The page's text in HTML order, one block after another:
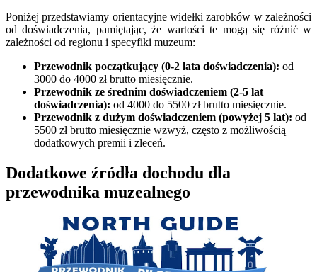
Poniżej przedstawiamy orientacyjne widełki zarobków w zależności
od doświadczenia, pamiętając, że wartości te mogą się różnić w
zależności od regionu i specyfiki muzeum:
Przewodnik początkujący (0-2 lata doświadczenia): od
3000 do 4000 zł brutto miesięcznie.
Przewodnik ze średnim doświadczeniem (2-5 lat
doświadczenia): od 4000 do 5500 zł brutto miesięcznie.
Przewodnik z dużym doświadczeniem (powyżej 5 lat): od
5500 zł brutto miesięcznie wzwyż, często z możliwością
dodatkowych premii i zleceń.
Dodatkowe źródła dochodu dla
przewodnika muzealnego